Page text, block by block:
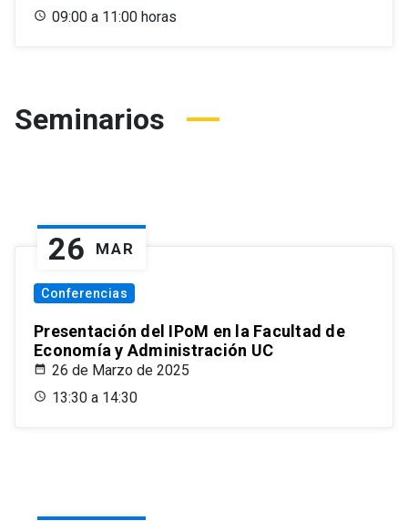
09:00 a 11:00 horas
Seminarios
26 MAR
Conferencias
Presentación del IPoM en la Facultad de
Economía y Administración UC
26 de Marzo de 2025
13:30 a 14:30